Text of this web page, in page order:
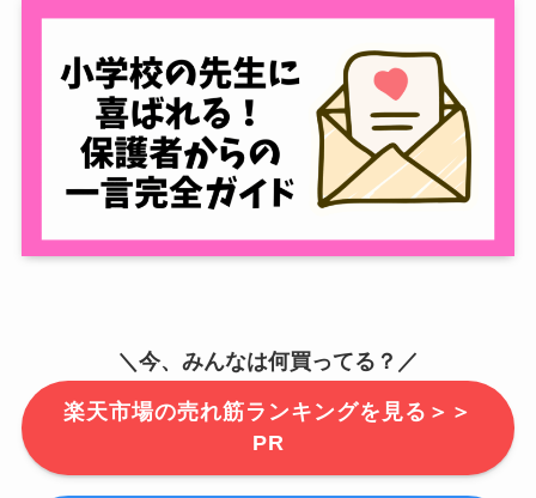
＼今、みんなは何買ってる？／
楽天市場の売れ筋ランキングを見る＞＞
PR